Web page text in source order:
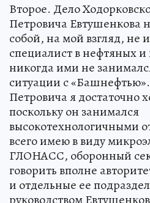
Второе. Дело
Петровича Евтушенкова
собой, на мой взгляд, не
специалист в нефтяных и
никогда ими не
ситуации с
Петровича я достаточно
поскольку он занимался
высокотехнологичными
всего имею в виду
ГЛОНАСС, оборонный
говорить вполне
и отдельные ее